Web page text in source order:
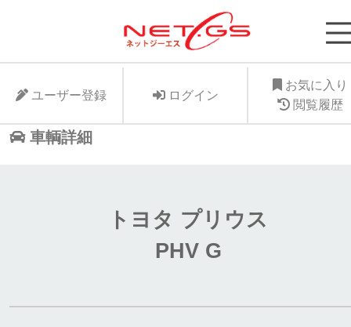
ネット・ジーエス株式会社が運営する中古車個人
支援サービスNet-GSのサイト。より安く中古車
に入れたい、より高くお手元の愛車を手放したい
ット・ジーエス株式会社はお客様が驚きの価格で
車個人売買が出来る支援に全力で取り組みます。
ユーザー登録 ログイン
お気に入り
閲覧履歴
車輌詳細
トヨタ プリウス
PHV G